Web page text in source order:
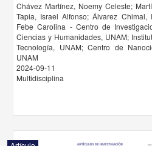
Chávez Martínez, Noemy Celeste;
Tapia, Israel Alfonso; Álvarez Chimal,
Febe Carolina - Centro de
Ciencias y Humanidades, UNAM;
Tecnología, UNAM; Centro de
UNAM
2024-09-11
Multidisciplina